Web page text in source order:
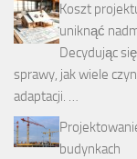
Koszt
uniknąć
Decydując
sprawy, jak wiele
adaptacji. …
budynkach